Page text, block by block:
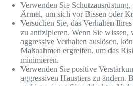
Verwenden Sie
Ärmel, um sich vor Bissen oder
Versuchen Sie, das Verhalten
zu antizipieren. Wenn Sie wissen,
aggressive Verhalten auslösen,
Maßnahmen ergreifen, um das
minimieren.
Verwenden Sie positive
aggressiven Haustiers zu ändern.